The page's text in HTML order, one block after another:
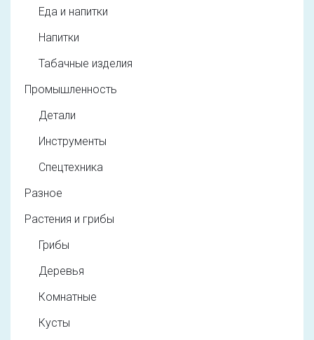
Еда и напитки
Напитки
Табачные изделия
Промышленность
Детали
Инструменты
Спецтехника
Разное
Растения и грибы
Грибы
Деревья
Комнатные
Кусты